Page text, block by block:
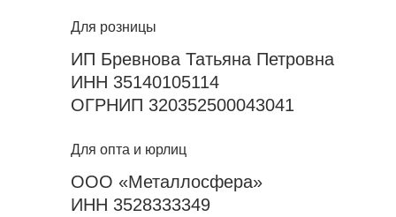
Для розницы
ИП Бревнова Татьяна Петровна
ИНН 35140105114
ОГРНИП 320352500043041
Для опта и юрлиц
ООО «Металлосфера»
ИНН 3528333349